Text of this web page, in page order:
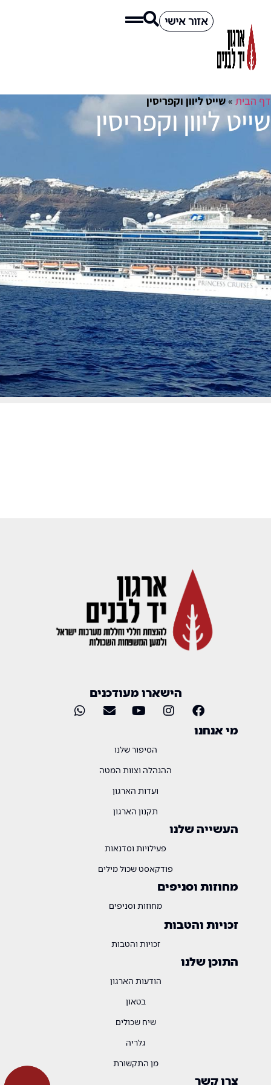
אזור אישי
הבית»שייט ליוון וקפריסין
ליוון וקפריסין
צרו קשר
התוכן שלנו
הודעות הארגון
בטאון
שיח שכולים
גלריה
מן התקשורת
מחוזות וסניפים
מחוזות וסניפים
זכויות והטבות
זכויות והטבות
העשייה שלנו
פעילויות וסדנאות
פודקאסט שכול מילים
מי אנחנו
הסיפור שלנו
ההנהלה וצוות המטה
ועדות הארגון
תקנון הארגון
הישארו מעודכנים